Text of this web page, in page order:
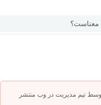
تیم مدیریت در وب منتشر